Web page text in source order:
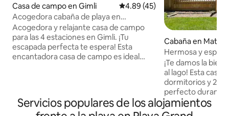
Casa de campo en Gimli Calificación promedio: 4.89 de
4.89 (45)
Acogedora cabaña de playa en
Moonlight Bay | Escapada en Gimli
Acogedora y relajante casa de campo
para las 4 estaciones en Gimli. ¡Tu
escapada perfecta te espera! Esta
encantadora casa de campo es ideal
playa que es una joya escondida. A pie a
Cabaña en
Hermosa y espaciosa Cabaña a
la playa
¡Te damos la
al lago! Esta casa
dormitorios y 2
perfecto durante
comodidades
¡esta cabaña
Servicios populares de los alojamientos